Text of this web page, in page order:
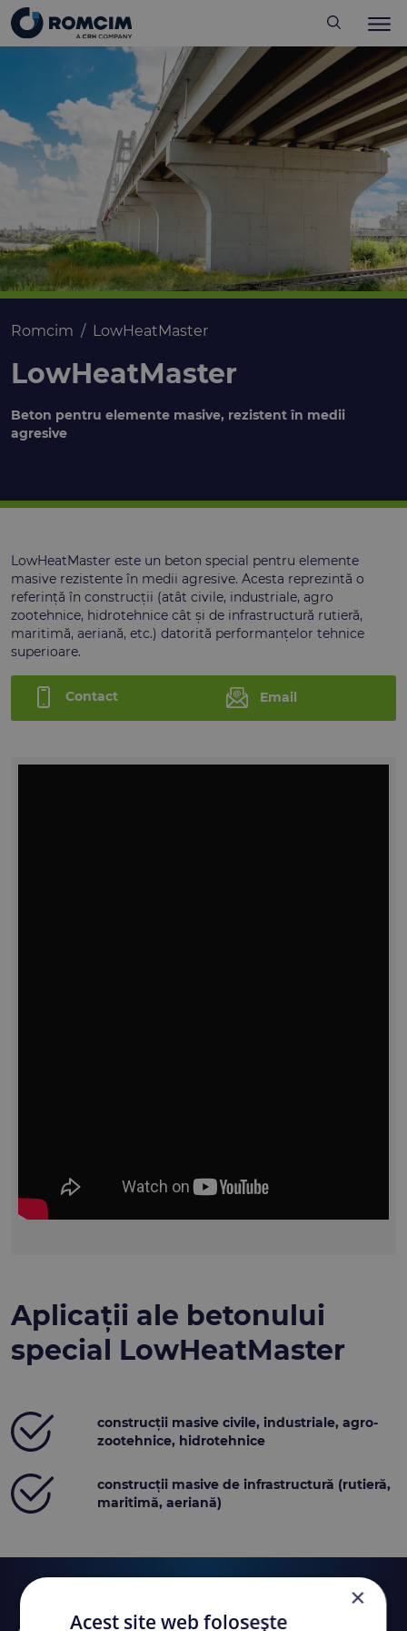
Romcim LowHeatMaster
LowHeatMaster
Beton pentru elemente masive, rezistent în medii
agresive
LowHeatMaster este un beton special pentru elemente
masive rezistente în medii agresive. Acesta reprezintă o
referință în construcții (atât civile, industriale, agro
zootehnice, hidrotehnice cât și de infrastructură rutieră,
maritimă, aeriană, etc.) datorită performanțelor tehnice
superioare.
Contact Email
Aplicații ale betonului
special LowHeatMaster
construcții masive civile, industriale, agro-
zootehnice, hidrotehnice
construcții masive de infrastructură (rutieră,
maritimă, aeriană)
×
Acest site web folosește